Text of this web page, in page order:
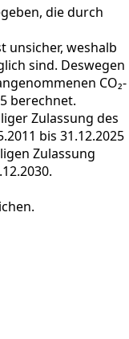
die durch
unsicher, weshalb
sind. Deswegen
CO₂-
berechnet.
Zulassung des
bis 31.12.2025
Zulassung